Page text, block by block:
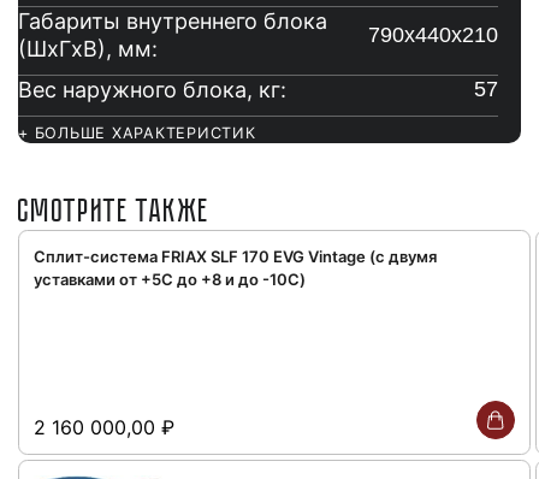
Габариты внутреннего блока
(ШxГxВ), мм:
790х440х210
Вес наружного блока, кг: 57
+ БОЛЬШЕ ХАРАКТЕРИСТИК
СМОТРИТЕ ТАКЖЕ
Сплит-система FRIAX SLF 170 EVG Vintage (с двумя
уставками от +5С до +8 и до -10С)
2 160 000,00 ₽